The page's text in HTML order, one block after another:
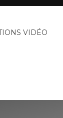
VIDÉO